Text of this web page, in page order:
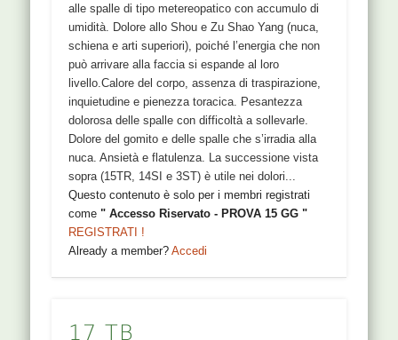
alle spalle di tipo metereopatico con accumulo di
umidità. Dolore allo Shou e Zu Shao Yang (nuca,
schiena e arti superiori), poiché l’energia che non
può arrivare alla faccia si espande al loro
livello.Calore del corpo, assenza di traspirazione,
inquietudine e pienezza toracica. Pesantezza
dolorosa delle spalle con difficoltà a sollevarle.
Dolore del gomito e delle spalle che s’irradia alla
nuca. Ansietà e flatulenza. La successione vista
sopra (15TR, 14SI e 3ST) è utile nei dolori...
Questo contenuto è solo per i membri registrati
come" Accesso Riservato - PROVA 15 GG "
REGISTRATI !
Already a member?Accedi
17 TB